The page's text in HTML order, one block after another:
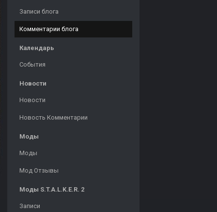
Записи блога
Комментарии блога
Календарь
События
Новости
Новости
Новость Комментарии
Моды
Моды
Мод Отзывы
Моды S.T.A.L.K.E.R. 2
Записи